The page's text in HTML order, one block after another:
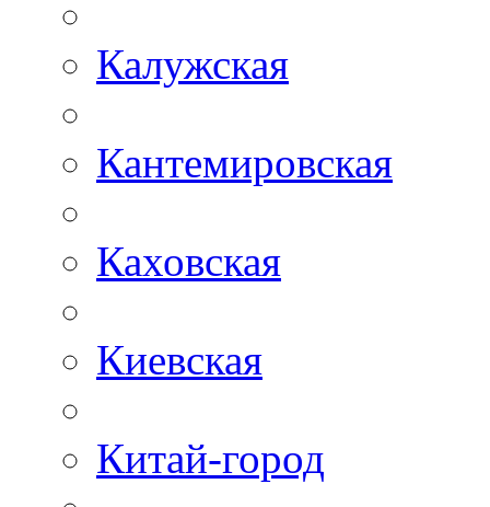
Калужская
Кантемировская
Каховская
Киевская
Китай-город